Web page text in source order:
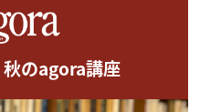
のagora講座